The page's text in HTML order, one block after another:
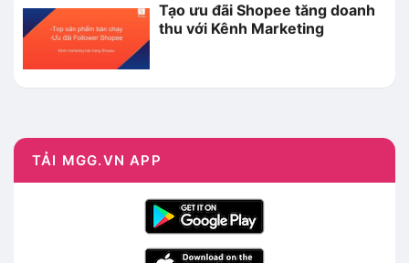
Tạo ưu đãi Shopee tăng doanh
thu với Kênh Marketing
TẢI MGG.VN APP